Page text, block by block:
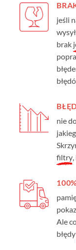
jeśli
brak
nie
filtry
Ale
błędy